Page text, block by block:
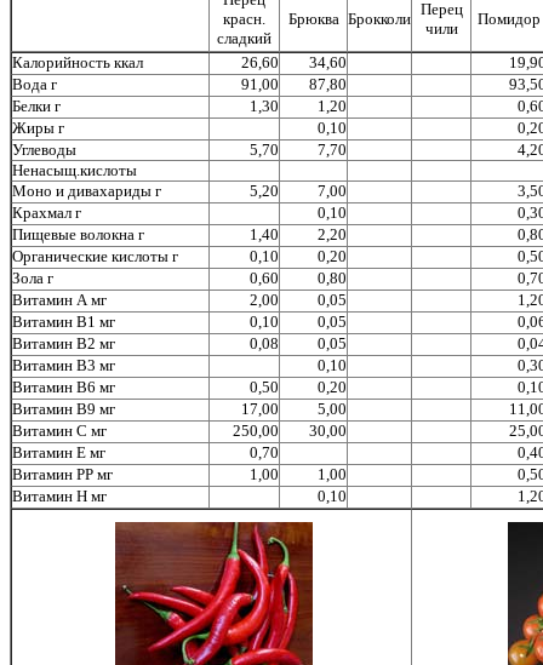
красн.
сладкий
Брюква Брокколи
Перец
чили
Помидор
Калорийность ккал 26,60 34,60
Вода г
91,00 87,80
Белки г
1,30 1,20
Жиры г
0,10
Углеводы
5,70 7,70
Ненасыщ.кислоты
Моно и дивахариды г
5,20 7,00
Крахмал г
0,10
Пищевые волокна г
1,40 2,20
Органические кислоты г
0,10 0,20
Зола г
0,60 0,80
Витамин А мг
2,00 0,05
Витамин В1 мг
0,10 0,05
Витамин В2 мг
0,08 0,05
Витамин В3 мг
0,10
Витамин В6 мг
0,50 0,20
Витамин В9 мг
17,00 5,00
Витамин С мг
250,00 30,00
Витамин Е мг
0,70
Витамин РР мг
1,00 1,00
Витамин Н мг
0,10